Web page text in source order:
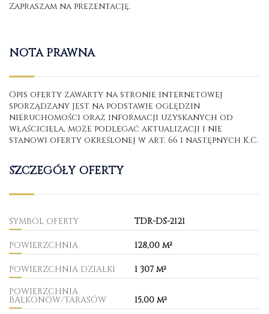
Zapraszam na prezentację.
NOTA PRAWNA
Opis oferty zawarty na stronie internetowej
sporządzany jest na podstawie oględzin
nieruchomości oraz informacji uzyskanych od
właściciela, może podlegać aktualizacji i nie
stanowi oferty określonej w art. 66 i następnych K.C.
SZCZEGÓŁY OFERTY
SYMBOL OFERTY TDR-DS-2121
POWIERZCHNIA 128,00 m²
POWIERZCHNIA DZIAŁKI
1 307 m²
POWIERZCHNIA
BALKONÓW/TARASÓW 15,00 m²